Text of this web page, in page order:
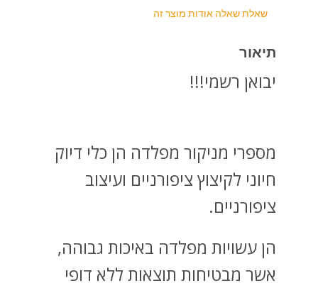
שאלת שאלה אודות מוצר זה
תיאור
יבואן רשמי!!!
מספרי מניקור מפלדה הן כלי דיוק
חיוני לקיצוץ ציפורניים ועיצוב
ציפורניים.
הן עשויות מפלדה באיכות גבוהה,
אשר מבטיחות תוצאות ללא דופי